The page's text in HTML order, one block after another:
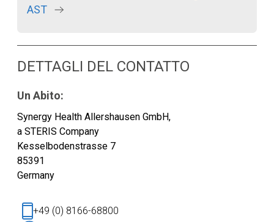
DETTAGLI DEL CONTATTO
Un Abito:
Synergy Health Allershausen GmbH,
a STERIS Company
Kesselbodenstrasse 7
85391
Germany
+49 (0) 8166-68800
AST